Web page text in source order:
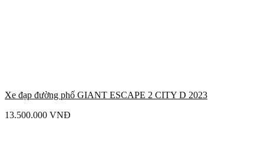
Xe đạp đường phố GIANT ESCAPE 2 CITY D 2023
13.500.000 VNĐ